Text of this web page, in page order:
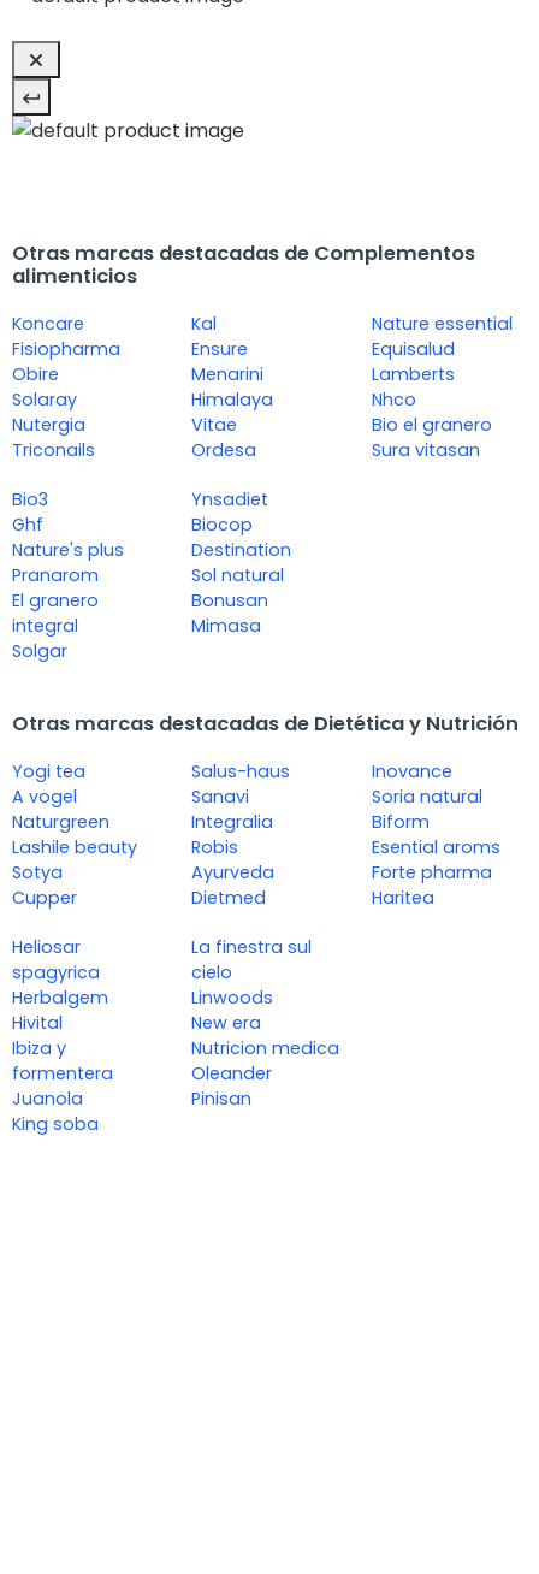
Otras marcas destacadas de Complementos
alimenticios
Koncare
Fisiopharma
Obire
Solaray
Nutergia
Triconails
Kal
Ensure
Menarini
Himalaya
Vitae
Ordesa
Nature essential
Equisalud
Lamberts
Nhco
Bio el granero
Sura vitasan
Bio3
Ghf
Nature's plus
Pranarom
El granero
integral
Solgar
Ynsadiet
Biocop
Destination
Sol natural
Bonusan
Mimasa
Otras marcas destacadas de Dietética y Nutrición
Yogi tea
A vogel
Naturgreen
Lashile beauty
Sotya
Cupper
Salus-haus
Sanavi
Integralia
Robis
Ayurveda
Dietmed
Inovance
Soria natural
Biform
Esential aroms
Forte pharma
Haritea
Heliosar
spagyrica
Herbalgem
Hivital
Ibiza y
formentera
Juanola
King soba
La finestra sul
cielo
Linwoods
New era
Nutricion medica
Oleander
Pinisan